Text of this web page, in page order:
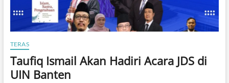
TERAS
Taufiq Ismail Akan Hadiri Acara JDS di
UIN Banten